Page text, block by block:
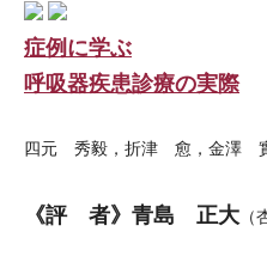
症例に学ぶ
呼吸器疾患診療の実際
四元 秀毅，折津 愈，金澤
《評 者》青島 正大